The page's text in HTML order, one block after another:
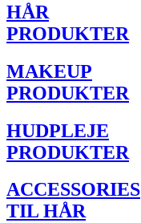
HÅR
PRODUKTER
MAKEUP
PRODUKTER
HUDPLEJE
PRODUKTER
ACCESSORIES
TIL HÅR